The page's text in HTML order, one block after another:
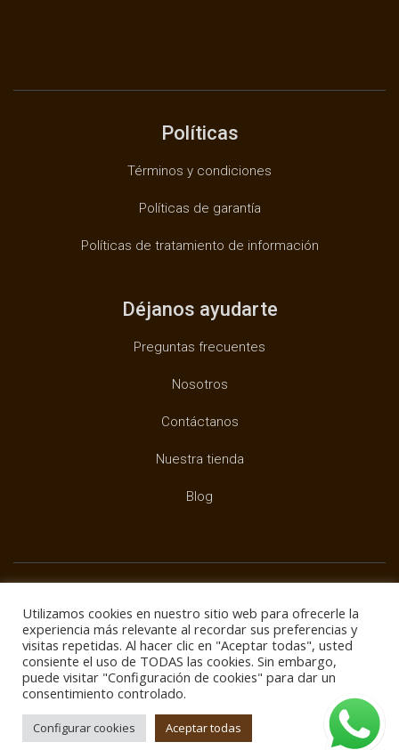
Políticas
Términos y condiciones
Políticas de garantía
Políticas de tratamiento de información
Déjanos ayudarte
Preguntas frecuentes
Nosotros
Contáctanos
Nuestra tienda
Blog
Copyright ©BUXTAR
Utilizamos cookies en nuestro sitio web para ofrecerle la
experiencia más relevante al recordar sus preferencias y
visitas repetidas. Al hacer clic en "Aceptar todas", usted
consiente el uso de TODAS las cookies. Sin embargo,
puede visitar "Configuración de cookies" para dar un
consentimiento controlado.
Configurar cookies Aceptar todas